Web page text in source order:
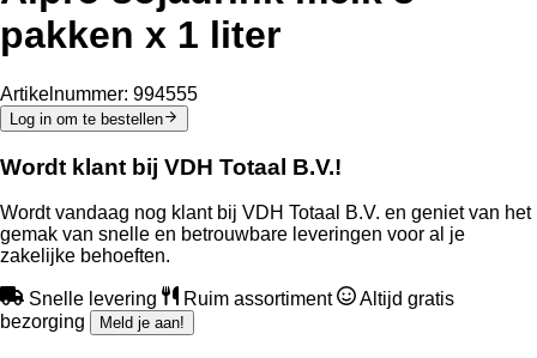
pakken x 1 liter
Artikelnummer: 994555
Log in om te bestellen
Wordt klant bij VDH Totaal B.V.!
Wordt vandaag nog klant bij VDH Totaal B.V. en geniet van het
gemak van snelle en betrouwbare leveringen voor al je
zakelijke behoeften.
Snelle levering Ruim assortiment
Altijd gratis
bezorging
Meld je aan!